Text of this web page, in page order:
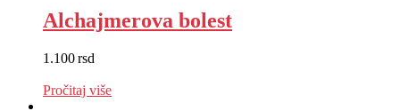
Alchajmerova bolest
1.100rsd
Pročitaj više